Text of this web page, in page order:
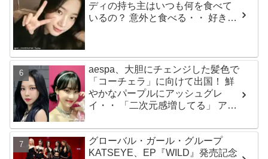
ディの持ち主はいつも何を食べて
いるの？ 意外と食べる・・ 好きな
aespa、大胆にチェンジした髪色で
「コーチェラ」に向けて出国！ 鮮
やかなパープルにアッシュグレ
イ・・ 「二次元感増してる」 アバ
グローバル・ガール・グループ
KATSEYE、EP『WILD』発売記念